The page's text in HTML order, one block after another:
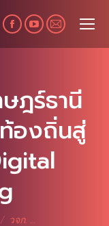
Facebook
page
new
window
YouTube
page
in
new
window
Mail
page
new
window
ฎร์ธานี
องถิ่นสู่
วจก. …